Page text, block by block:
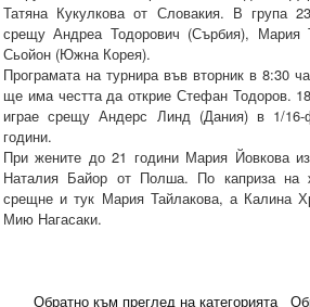
Татяна Кукулкова от Словакия. В група
срещу Андреа Тодорович (Сърбия), Мария
Сьойон (Южна Корея).
Програмата на турнира във вторник в 8:30
ще има честта да открие Стефан Тодоров.
играе срещу Андерс Линд (Дания) в 1/
години.
При жените до 21 години Мария Йовкова
Наталия Байор от Полша. По каприза
срещне и тук Мария Тайлакова, а Калина
Мию Нагасаки.
Обратно към преглед на категорията